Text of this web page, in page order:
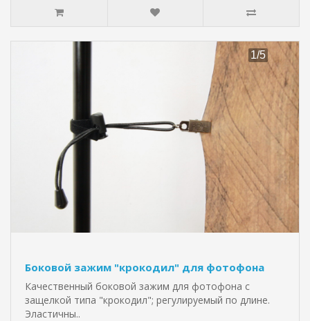
Боковой зажим "крокодил" для фотофона
Качественный боковой зажим для фотофона с
защелкой типа "крокодил"; регулируемый по длине.
Эластичны..